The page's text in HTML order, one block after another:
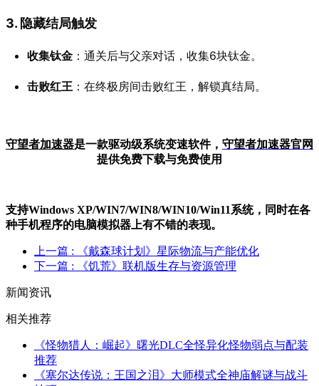
3. 隐藏结局触发
收集钛金 ：通关后与父亲对话，收集6块钛金。
击败红王 ：在终极房间击败红王，解锁真结局。
守望者加速器是一款驱动级系统变速软件， 守望者加速器官网
提供免费下载与免费使用
支持Windows XP/WIN7/WIN8/WIN10/Win11系统，同时在各
种手机程序的电脑模拟器上有不错的表现。
上一篇 : 《戴森球计划》星际物流与产能优化
下一篇 : 《饥荒》联机版生存与资源管理
新闻资讯
相关推荐
《怪物猎人：崛起》曙光DLC全怪异化怪物弱点与配装
推荐
《塞尔达传说：王国之泪》大师模式全神庙解谜与战斗